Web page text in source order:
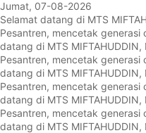
Jumat, 07-08-2026
Selamat datang di MTS
Pesantren, mencetak generasi
datang di MTS
Pesantren, mencetak generasi
datang di MTS
Pesantren, mencetak generasi
datang di MTS
Pesantren, mencetak generasi
datang di MTS